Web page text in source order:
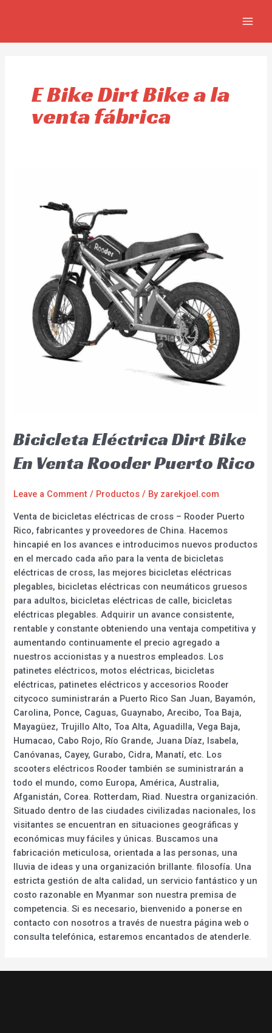
E Bike Dirt Bike a la
venta fábrica
Bicicleta Eléctrica Dirt Bike
En Venta Rooder Puerto Rico
Leave a Comment / Productos / By zarekjoel.com
Venta de bicicletas eléctricas de cross – Rooder Puerto
Rico, fabricantes y proveedores de China. Hacemos
hincapié en los avances e introducimos nuevos productos
en el mercado cada año para la venta de bicicletas
eléctricas de cross, las mejores bicicletas eléctricas
plegables, bicicletas eléctricas con neumáticos gruesos
para adultos, bicicletas eléctricas de calle, bicicletas
eléctricas plegables. Adquirir un avance consistente,
rentable y constante obteniendo una ventaja competitiva y
aumentando continuamente el precio agregado a
nuestros accionistas y a nuestros empleados. Los
patinetes eléctricos, motos eléctricas, bicicletas
eléctricas, patinetes eléctricos y accesorios Rooder
citycoco suministrarán a Puerto Rico San Juan, Bayamón,
Carolina, Ponce, Caguas, Guaynabo, Arecibo, Toa Baja,
Mayagüez, Trujillo Alto, Toa Alta, Aguadilla, Vega Baja,
Humacao, Cabo Rojo, Río Grande, Juana Díaz, Isabela,
Canóvanas, Cayey, Gurabo, Cidra, Manatí, etc. Los
scooters eléctricos Rooder también se suministrarán a
todo el mundo, como Europa, América, Australia,
Afganistán, Corea. Rotterdam, Riad. Nuestra organización.
Situado dentro de las ciudades civilizadas nacionales, los
visitantes se encuentran en situaciones geográficas y
económicas muy fáciles y únicas. Buscamos una
fabricación meticulosa, orientada a las personas, una
lluvia de ideas y una organización brillante. filosofía. Una
estricta gestión de alta calidad, un servicio fantástico y un
costo razonable en Myanmar son nuestra premisa de
competencia. Si es necesario, bienvenido a ponerse en
contacto con nosotros a través de nuestra página web o
consulta telefónica, estaremos encantados de atenderle.